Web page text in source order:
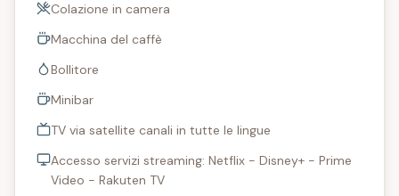
Colazione in camera
Macchina del caffè
Bollitore
Minibar
TV via satellite canali in tutte le lingue
Accesso servizi streaming: Netflix - Disney+ - Prime
Video - Rakuten TV